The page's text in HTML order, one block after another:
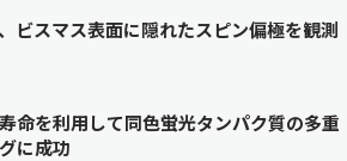
ビスマス表面に隠れたスピン偏極を観測
命を利用して同色蛍光タンパク質の多重
に成功